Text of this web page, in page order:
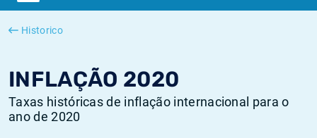
Historico
INFLAÇÃO 2020
Taxas históricas de inflação internacional para o
ano de 2020
SONIA
Inflação Europa
Taxas TONAR históricas